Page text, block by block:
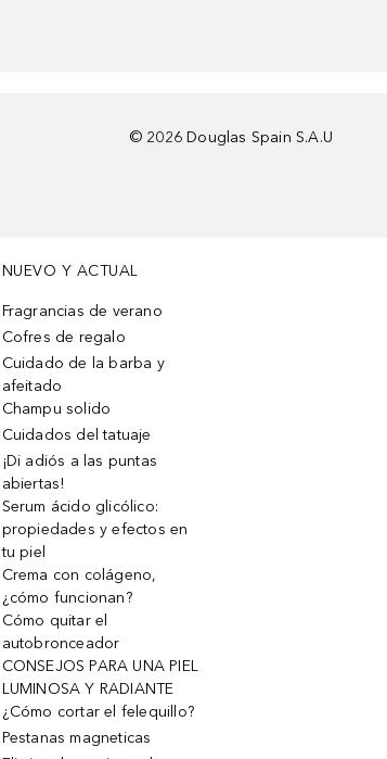
© 2026 Douglas Spain S.A.U
NUEVO Y ACTUAL
Fragrancias de verano
Cofres de regalo
Cuidado de la barba y
afeitado
Champu solido
Cuidados del tatuaje
¡Di adiós a las puntas
abiertas!
Serum ácido glicólico:
propiedades y efectos en
tu piel
Crema con colágeno,
¿cómo funcionan?
Cómo quitar el
autobronceador
CONSEJOS PARA UNA PIEL
LUMINOSA Y RADIANTE
¿Cómo cortar el felequillo?
Pestanas magneticas